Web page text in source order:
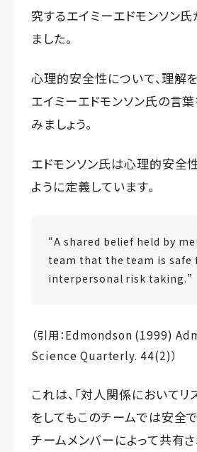
究するエイミーエドモンソン
ました。
心理的安全性について、理解
エイミーエドモンソン氏の言
みましょう。
エドモンソン氏は心理的安全
ように定義しています。
“A shared belief held by
team that the team is safe
interpersonal risk taking.”
（引用：Edmondson (1999)
Science Quarterly. 44(2)）
これは、「対人関係において
をしてもこのチームでは安全で
チームメンバーによって共有